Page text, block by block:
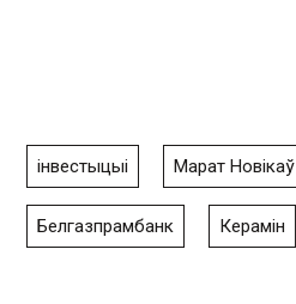
інвестыцыі Марат Новікаў
Белгазпрамбанк Керамін